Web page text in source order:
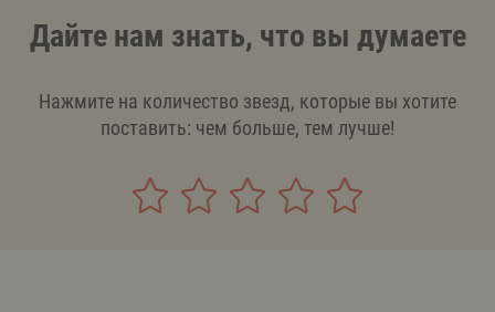
Дайте нам знать, что вы думаете
Нажмите на количество звезд, которые вы хотите
поставить: чем больше, тем лучше!